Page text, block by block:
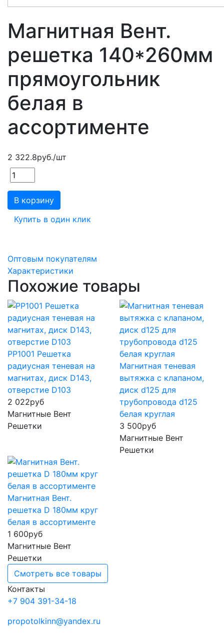
Магнитная Вент.
решетка 140*260мм
прямоугольник
белая в
ассортименте
2 322.8руб./шт
В корзину
Купить в один клик
Оптовым покупателям
Характеристики
Похожие товары
РР1001 Решетка
радиусная теневая на
магнитах, диск D143,
отверстие D103
2 022руб
Магнитные Вент
Решетки
Магнитная теневая
вытяжка с клапаном,
диск d125 для
трубопровода d125
белая круглая
3 500руб
Магнитные Вент
Решетки
Магнитная Вент.
решетка D 180мм круг
белая в ассортименте
1 600руб
Магнитные Вент
Решетки
Смотреть все товары
Контакты
+7 904 391-34-18
propotolkinn@yandex.ru